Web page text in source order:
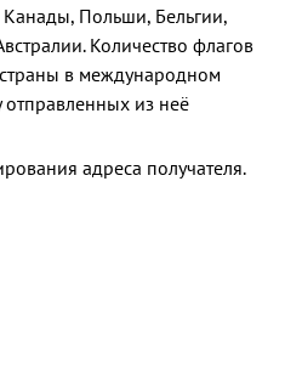
Польши, Бельгии,
Количество флагов
в международном
отправленных из неё
адреса получателя.